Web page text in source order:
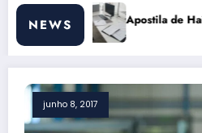
NEWS
2026: Efeitos
junho 8, 2017